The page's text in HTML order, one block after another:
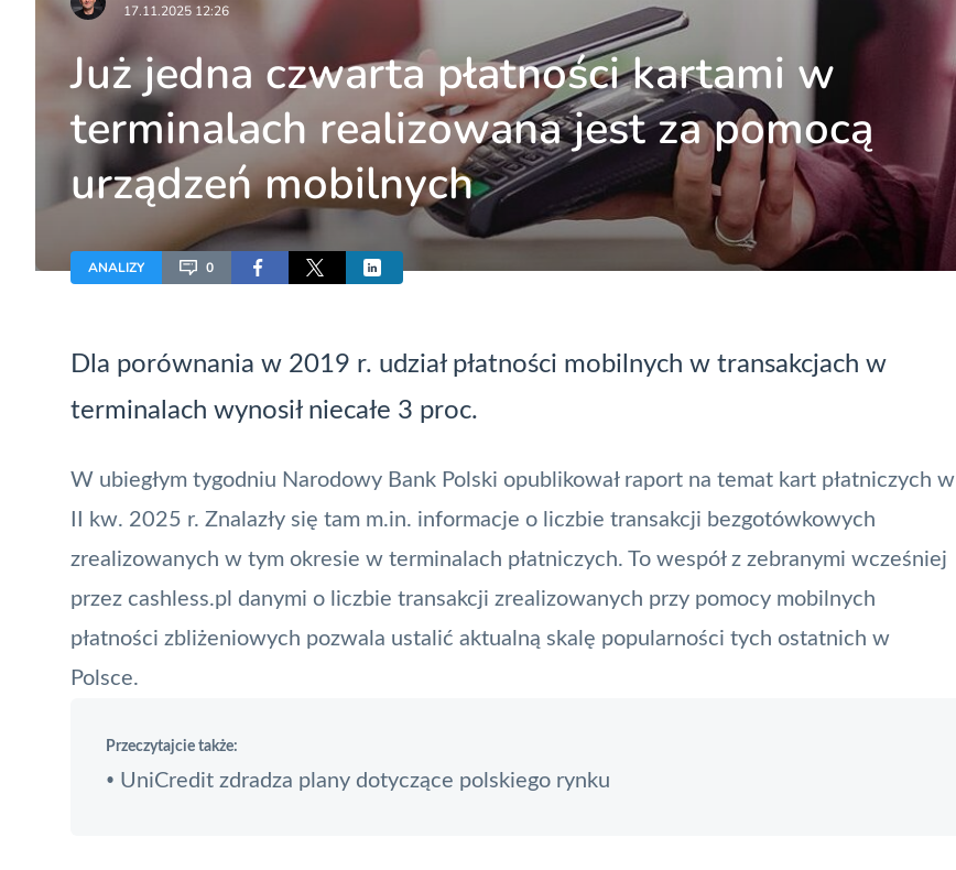
17.11.2025 12:26
Już jedna czwarta płatności kartami w
terminalach realizowana jest za pomocą
urządzeń mobilnych
ANALIZY 0
Dla porównania w 2019 r. udział płatności mobilnych w transakcjach w
terminalach wynosił niecałe 3 proc.
W ubiegłym tygodniu Narodowy Bank Polski opublikował raport na temat kart płatniczych w
II kw. 2025 r. Znalazły się tam m.in. informacje o liczbie transakcji bezgotówkowych
zrealizowanych w tym okresie w terminalach płatniczych. To wespół z zebranymi wcześniej
przez cashless.pl danymi o liczbie transakcji zrealizowanych przy pomocy mobilnych
płatności zbliżeniowych pozwala ustalić aktualną skalę popularności tych ostatnich w
Polsce.
Przeczytajcie także:
• UniCredit zdradza plany dotyczące polskiego rynku